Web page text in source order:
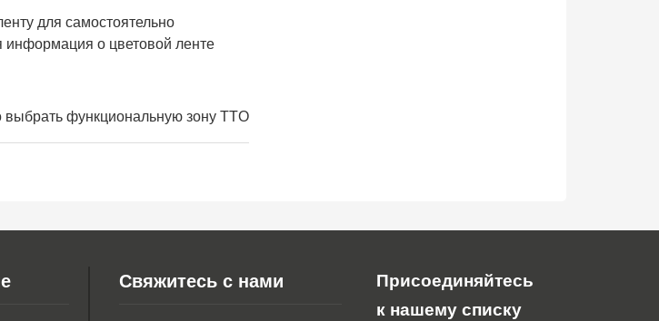
для самостоятельно
информация о цветовой ленте
выбрать функциональную зону TTO
Свяжитесь с нами
Присоединяйтесь
к нашему списку